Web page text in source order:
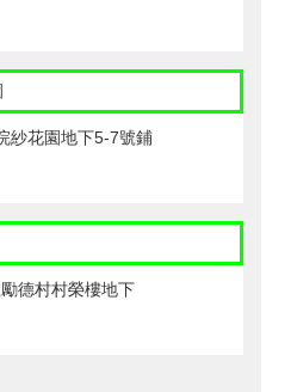
紗花園地下5-7號鋪
德村村榮樓地下